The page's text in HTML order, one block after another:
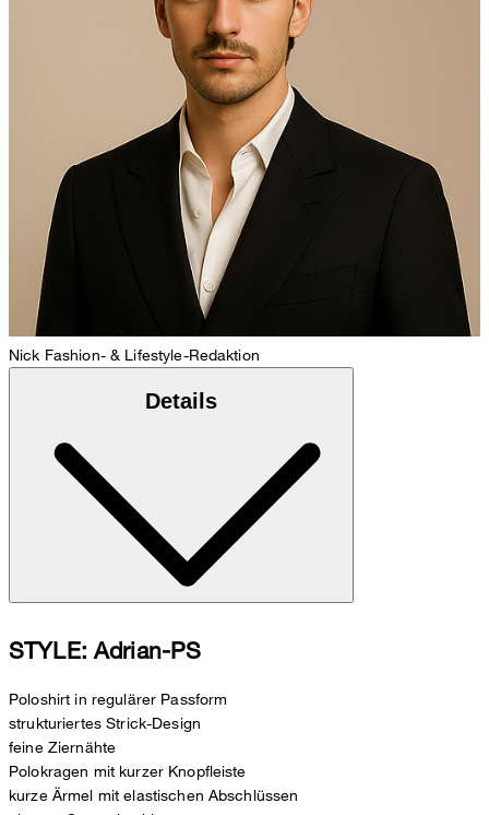
Nick Fashion- & Lifestyle-Redaktion
Details
STYLE: Adrian-PS
Poloshirt in regulärer Passform
strukturiertes Strick-Design
feine Ziernähte
Polokragen mit kurzer Knopfleiste
kurze Ärmel mit elastischen Abschlüssen